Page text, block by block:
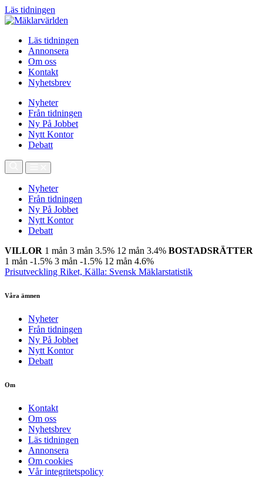
Läs tidningen
Läs tidningen
Annonsera
Om oss
Kontakt
Nyhetsbrev
Nyheter
Från tidningen
Ny På Jobbet
Nytt Kontor
Debatt
Nyheter
Från tidningen
Ny På Jobbet
Nytt Kontor
Debatt
VILLOR 1 mån 3 mån 3.5% 12 mån 3.4% BOSTADSRÄTTER
1 mån -1.5% 3 mån -1.5% 12 mån 4.6%
Prisutveckling Riket, Källa: Svensk Mäklarstatistik
Våra ämnen
Nyheter
Från tidningen
Ny På Jobbet
Nytt Kontor
Debatt
Om
Kontakt
Om oss
Nyhetsbrev
Läs tidningen
Annonsera
Om cookies
Vår integritetspolicy